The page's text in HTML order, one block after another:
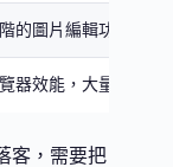
的圖片編輯功能
器效能，大量檔案可
客，需要把